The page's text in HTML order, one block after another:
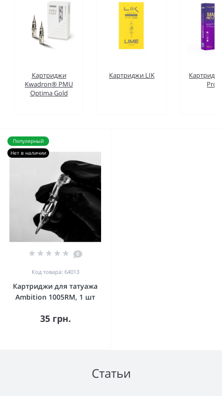
Картриджи
Kwadron® PMU
Optima Gold
Картриджи LIK
Pro 2
Популярный
Нет в наличии
0
Код товара: 64013
Картриджи для татуажа
Ambition 1005RM, 1 шт
35 грн.
Статьи